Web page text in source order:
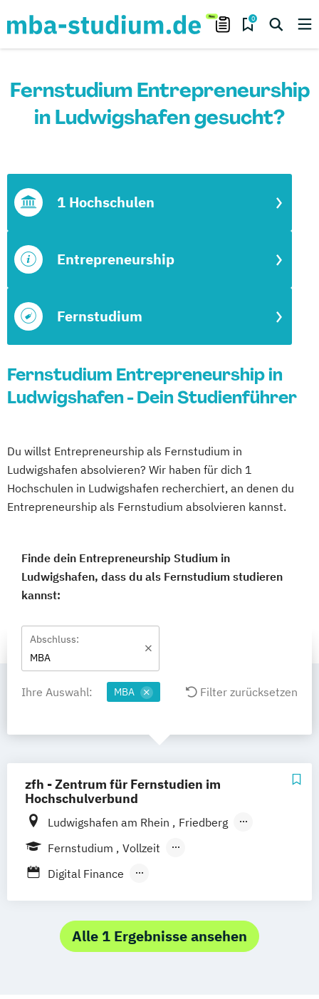
0
Fernstudium Entrepreneurship
in Ludwigshafen gesucht?
Fernstudium
Entrepreneurship
1 Hochschulen
Fernstudium Entrepreneurship in
Ludwigshafen - Dein Studienführer
Du willst Entrepreneurship als Fernstudium in
Ludwigshafen absolvieren? Wir haben für dich 1
Hochschulen in Ludwigshafen recherchiert, an denen du
Entrepreneurship als Fernstudium absolvieren kannst.
Finde dein Entrepreneurship Studium in
Ludwigshafen, dass du als Fernstudium studieren
kannst:
Abschluss:
MBA
Ihre Auswahl: MBA Filter zurücksetzen
zfh - Zentrum für Fernstudien im
Hochschulverbund
Ludwigshafen am Rhein
Friedberg
Remagen
Zweibrücken
Fernstudium
Vollzeit
Berufsbegleitendes Präsenzstudium
Digital Finance
Logistics – International Management &
Consulting (MBA)
Alle 1 Ergebnisse ansehen